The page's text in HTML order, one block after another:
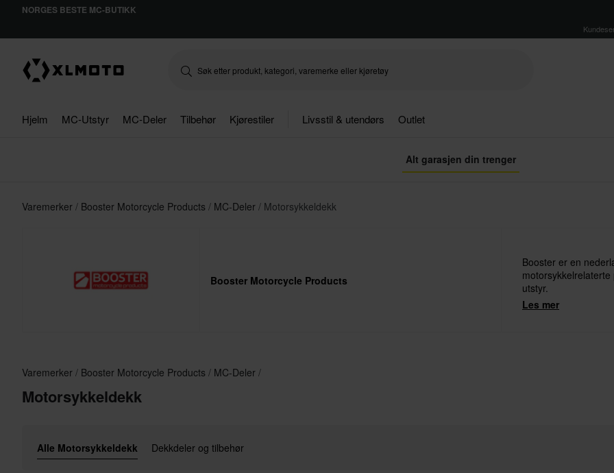
NORGES BESTE MC-BUTIKK
Hjelm MC-Utstyr MC-Deler Tilbehør Kjørestiler Livsstil & utendørs Outlet
Alt garasjen din trenger
Varemerker Booster Motorcycle Products MC-Deler Motorsykkeldekk
Booster Motorcycle Products
Booster er en
utstyr.
Les mer
Varemerker Booster Motorcycle Products MC-Deler
Motorsykkeldekk
Alle Motorsykkeldekk Dekkdeler og tilbehør